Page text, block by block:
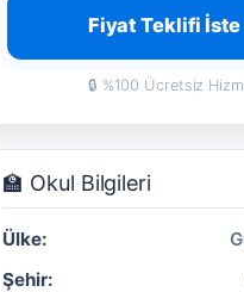
Fiyat Teklifi İste
🔒 %100 Ücretsiz
🏫 Okul Bilgileri
Ülke:
Şehir: